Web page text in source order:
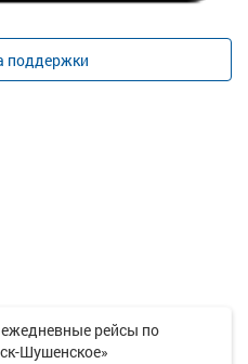
поддержки
рейсы по
Шушенское»